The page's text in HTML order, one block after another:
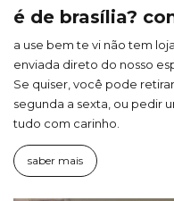
é de brasília?
a use bem te vi não tem
enviada direto do nosso
Se quiser, você pode
segunda a sexta, ou pedir
tudo com carinho.
saber mais